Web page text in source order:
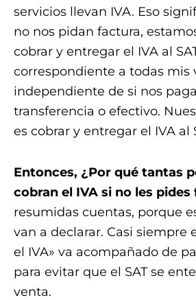
servicios llevan IVA. Eso
no nos pidan factura,
cobrar y entregar el IVA al
correspondiente a todas mis
independiente de si nos
transferencia o efectivo.
es cobrar y entregar el IVA al
Entonces, ¿Por qué tantas
cobran el IVA si no les pides
resumidas cuentas, porque
van a declarar. Casi siempre
el IVA» va acompañado de
para evitar que el SAT se
venta.